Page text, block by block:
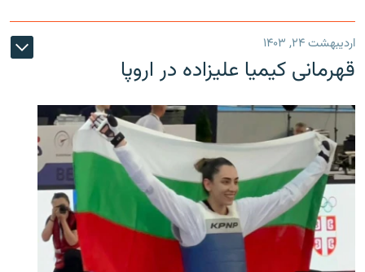
اردیبهشت ۲۴, ۱۴۰۳
قهرمانی کیمیا علیزاده در اروپا